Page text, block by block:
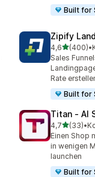
Built for
Zipify
4,6von 5
(400)
400 •
Sales
Rate
Built for
Titan ‑ AI
4,7von 5
(33)
33 •
Einen Shop
in wenigen
launchen
Built for